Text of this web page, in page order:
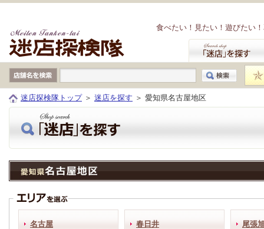
食べたい！見たい！遊びたい
本文へジャンプ
迷店探検隊トップ＞ 迷店を探す ＞ 愛知県名古屋地区
名古屋 春日井 尾張